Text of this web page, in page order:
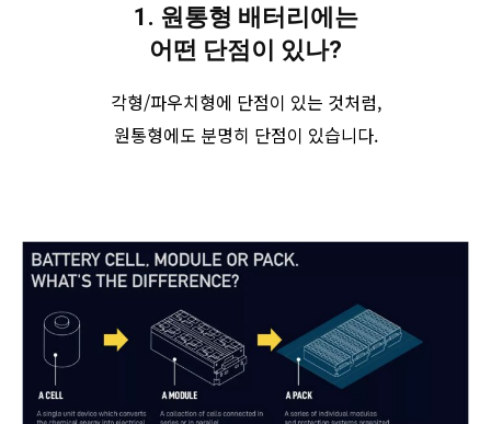
1. 원통형 배터리에는
어떤 단점이 있나?
각형/파우치형에 단점이 있는 것처럼,
원통형에도 분명히 단점이 있습니다.